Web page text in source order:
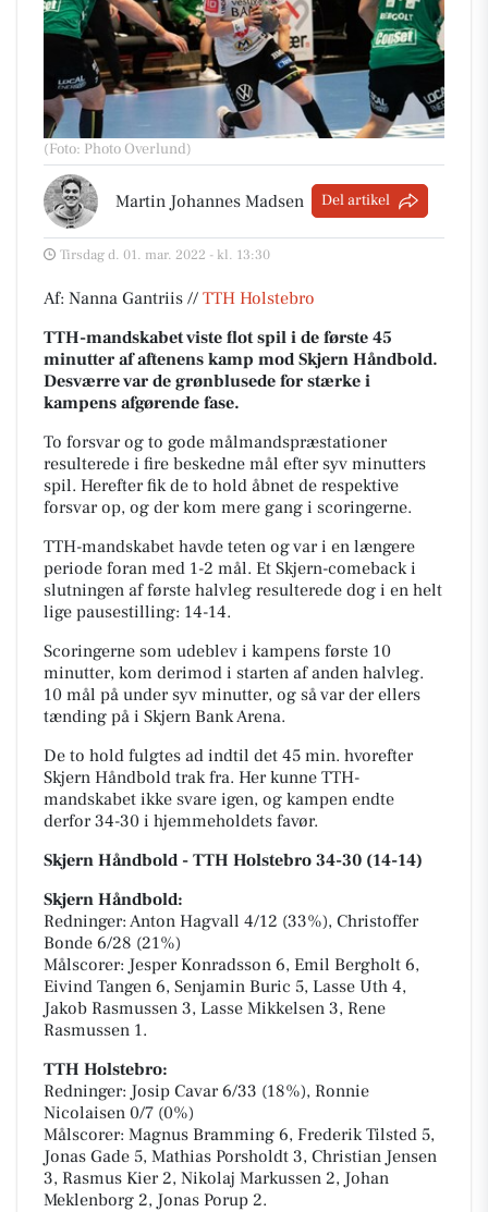
(Foto: Photo Overlund)
Martin Johannes Madsen Del artikel
Tirsdag d. 01. mar. 2022 - kl. 13:30
Af: Nanna Gantriis // TTH Holstebro
TTH-mandskabet viste flot spil i de første 45
minutter af aftenens kamp mod Skjern Håndbold.
Desværre var de grønblusede for stærke i
kampens afgørende fase.
To forsvar og to gode målmandspræstationer
resulterede i fire beskedne mål efter syv minutters
spil. Herefter fik de to hold åbnet de respektive
forsvar op, og der kom mere gang i scoringerne.
TTH-mandskabet havde teten og var i en længere
periode foran med 1-2 mål. Et Skjern-comeback i
slutningen af første halvleg resulterede dog i en helt
lige pausestilling: 14-14.
Scoringerne som udeblev i kampens første 10
minutter, kom derimod i starten af anden halvleg.
10 mål på under syv minutter, og så var der ellers
tænding på i Skjern Bank Arena.
De to hold fulgtes ad indtil det 45 min. hvorefter
Skjern Håndbold trak fra. Her kunne TTH-
mandskabet ikke svare igen, og kampen endte
derfor 34-30 i hjemmeholdets favør.
Skjern Håndbold - TTH Holstebro 34-30 (14-14)
Skjern Håndbold:
Redninger: Anton Hagvall 4/12 (33%), Christoffer
Bonde 6/28 (21%)
Målscorer: Jesper Konradsson 6, Emil Bergholt 6,
Eivind Tangen 6, Senjamin Buric 5, Lasse Uth 4,
Jakob Rasmussen 3, Lasse Mikkelsen 3, Rene
Rasmussen 1.
TTH Holstebro:
Redninger: Josip Cavar 6/33 (18%), Ronnie
Nicolaisen 0/7 (0%)
Målscorer: Magnus Bramming 6, Frederik Tilsted 5,
Jonas Gade 5, Mathias Porsholdt 3, Christian Jensen
3, Rasmus Kier 2, Nikolaj Markussen 2, Johan
Meklenborg 2, Jonas Porup 2.